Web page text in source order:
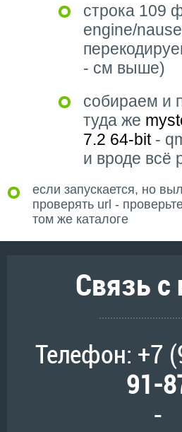
строка 109
engine/
- см выше)
собираем и
туда же
7.2 64-bit-
и вроде всё
если запускается, но
проверять url -
том же каталоге
Связь с
Телефон: +7
91-
-